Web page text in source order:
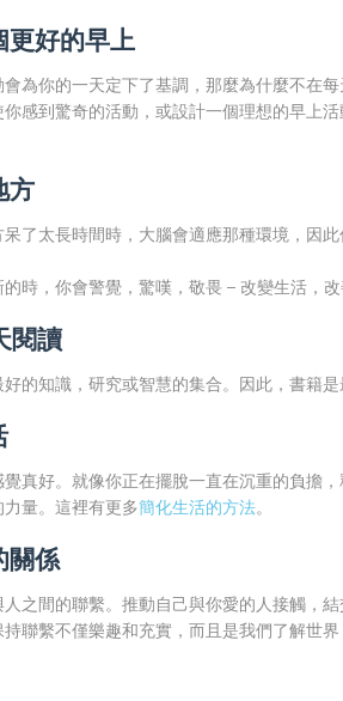
更好的早上
為你的一天定下了基調，那麼為什麼不在
感到驚奇的活動，或設計一個理想的早上
方
了太長時間時，大腦會適應那種環境，因
時，你會警覺，驚嘆，敬畏 – 改變生活，改
閱讀
的知識，研究或智慧的集合。因此，書籍是
真好。就像你正在擺脫一直在沉重的負擔，
量。這裡有更多簡化生活的方法。
關係
之間的聯繫。推動自己與你愛的人接觸，結
聯繫不僅樂趣和充實，而且是我們了解世界